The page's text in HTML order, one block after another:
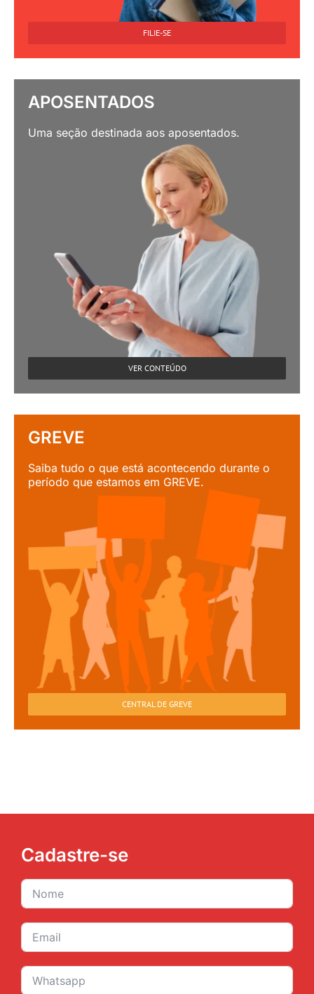
FILIE-SE
APOSENTADOS
Uma seção destinada aos aposentados.
VER CONTEÚDO
GREVE
Saiba tudo o que está acontecendo durante o
período que estamos em GREVE.
CENTRAL DE GREVE
Cadastre-se